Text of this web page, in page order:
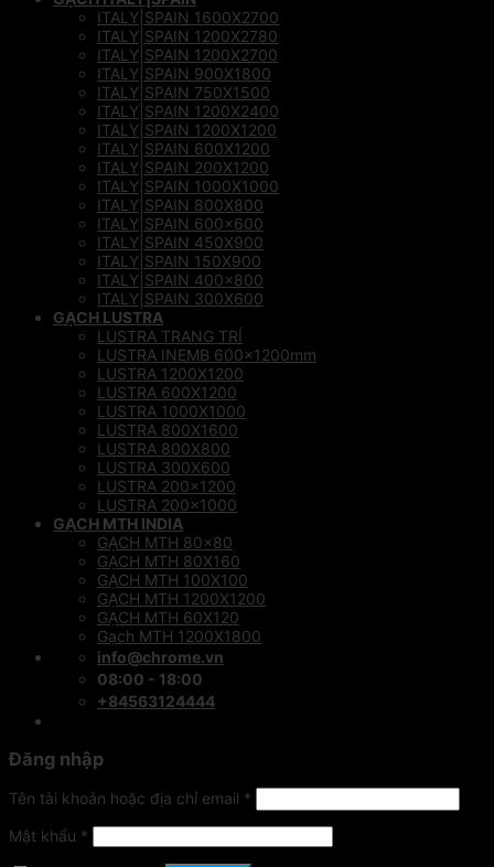
ITALY|SPAIN 1600X2700
ITALY|SPAIN 1200X2780
ITALY|SPAIN 1200X2700
ITALY|SPAIN 900X1800
ITALY|SPAIN 750X1500
ITALY|SPAIN 1200X2400
ITALY|SPAIN 1200X1200
ITALY|SPAIN 600X1200
ITALY|SPAIN 200X1200
ITALY|SPAIN 1000X1000
ITALY|SPAIN 800X800
ITALY|SPAIN 600×600
ITALY|SPAIN 450X900
ITALY|SPAIN 150X900
ITALY|SPAIN 400×800
ITALY|SPAIN 300X600
GẠCH LUSTRA
LUSTRA TRANG TRÍ
LUSTRA INEMB 600x1200mm
LUSTRA 1200X1200
LUSTRA 600X1200
LUSTRA 1000X1000
LUSTRA 800X1600
LUSTRA 800X800
LUSTRA 300X600
LUSTRA 200×1200
LUSTRA 200×1000
GẠCH MTH INDIA
GẠCH MTH 80×80
GẠCH MTH 80X160
GẠCH MTH 100X100
GẠCH MTH 1200X1200
GẠCH MTH 60X120
Gạch MTH 1200X1800
info@chrome.vn
08:00 - 18:00
+84563124444
Đăng nhập
Tên tài khoản hoặc địa chỉ email *
Mật khẩu *